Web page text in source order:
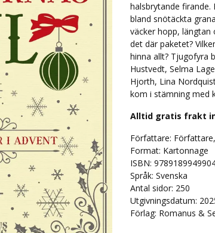
halsbrytande
bland snötäckta
väcker hopp, längtan
det där paketet?
hinna allt? Tjugofyra
Hustvedt, Selma
Hjorth, Lina
kom i stämning med
Alltid gratis frakt
Författare:
Format: Kartonnage
ISBN:
Språk: Svenska
Antal sidor: 250
Utgivningsdatum:
Förlag: Romanus &